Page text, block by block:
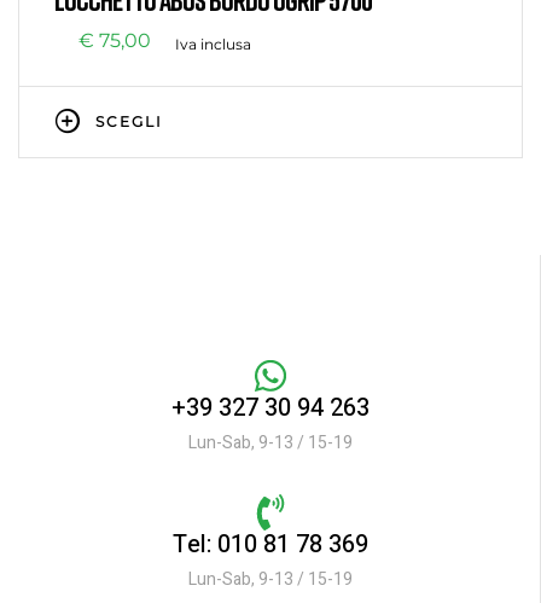
€ 75,00 Iva inclusa
SCEGLI
+39 327 30 94 263
Lun-Sab, 9-13 / 15-19
Tel: 010 81 78 369
Lun-Sab, 9-13 / 15-19